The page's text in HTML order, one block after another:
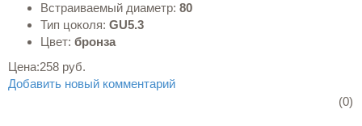
Встраиваемый диаметр: 80
Тип цоколя: GU5.3
Цвет: бронза
Цена:258 руб.
Добавить новый комментарий
(0)